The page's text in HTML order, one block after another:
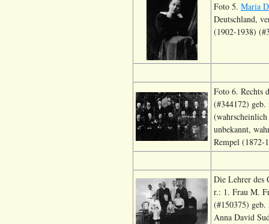
Foto 5. Maria
Deutschland,
(1902-1938)
Foto 6. Rechts
(#344172)
unbekannt,
Rempel (1872-
Die Lehrer des
r.: 1. Frau M.
(#150375)
Anna David